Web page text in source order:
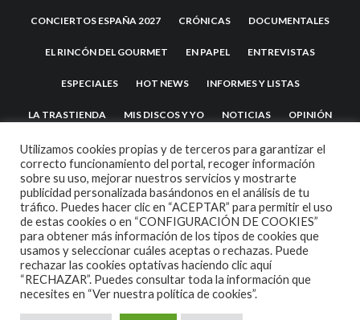
CONCIERTOS ESPAÑA 2027 CRÓNICAS DOCUMENTALES
EL RINCÓN DEL GOURMET EN PAPEL ENTREVISTAS
ESPECIALES HOT NEWS INFORMES Y LISTAS
LA TRASTIENDA MIS DISCOS Y YO NOTICIAS OPINIÓN
REVIEWS TEATRO TU DISCO ME SUENA
2007 COPYRIGHT -CODETIPITHEME
Utilizamos cookies propias y de terceros para garantizar el
correcto funcionamiento del portal, recoger información
sobre su uso, mejorar nuestros servicios y mostrarte
publicidad personalizada basándonos en el análisis de tu
tráfico. Puedes hacer clic en “ACEPTAR” para permitir el uso
de estas cookies o en “CONFIGURACIÓN DE COOKIES”
para obtener más información de los tipos de cookies que
usamos y seleccionar cuáles aceptas o rechazas. Puede
rechazar las cookies optativas haciendo clic aquí
“RECHAZAR”. Puedes consultar toda la información que
necesites en “Ver nuestra política de cookies”.